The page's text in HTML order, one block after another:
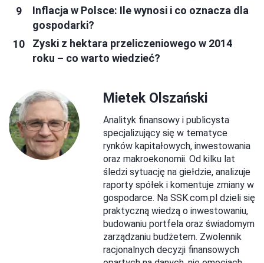
Inflacja w Polsce: Ile wynosi i co oznacza dla
gospodarki?
Zyski z hektara przeliczeniowego w 2014
roku – co warto wiedzieć?
Mietek Olszański
Analityk finansowy i publicysta
specjalizujący się w tematyce
rynków kapitałowych, inwestowania
oraz makroekonomii. Od kilku lat
śledzi sytuację na giełdzie, analizuje
raporty spółek i komentuje zmiany w
gospodarce. Na SSK.com.pl dzieli się
praktyczną wiedzą o inwestowaniu,
budowaniu portfela oraz świadomym
zarządzaniu budżetem. Zwolennik
racjonalnych decyzji finansowych